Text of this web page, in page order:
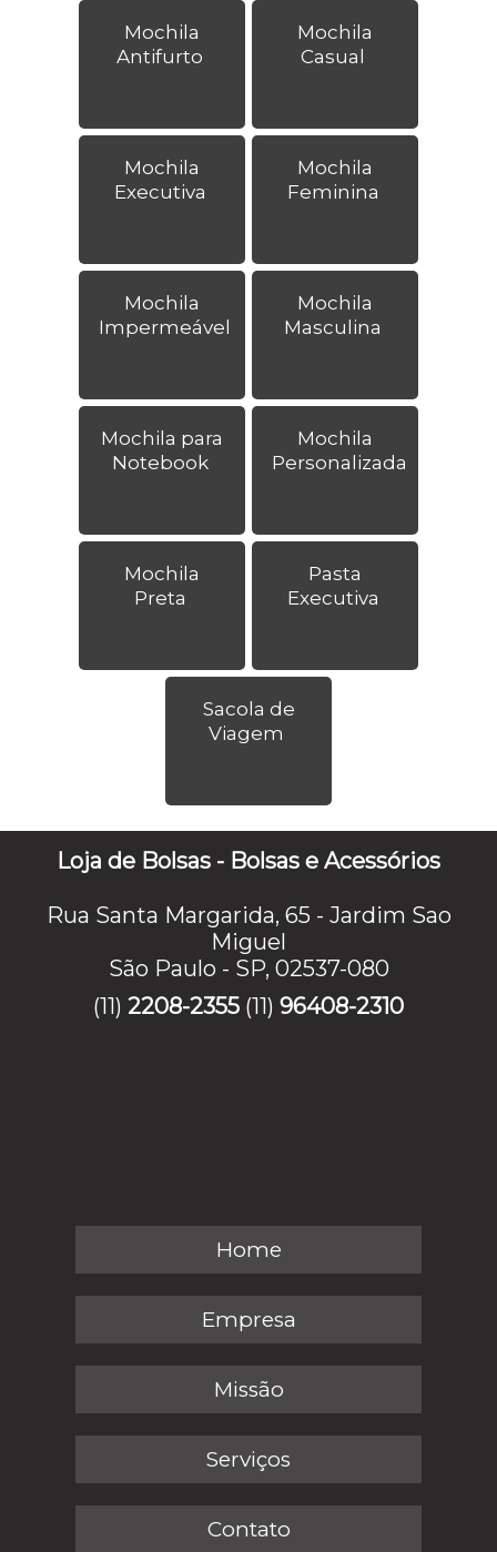
Mochila
Antifurto
Mochila
Casual
Mochila
Executiva
Mochila
Feminina
Mochila
Impermeável
Mochila
Masculina
Mochila para
Notebook
Mochila
Personalizada
Mochila
Preta
Pasta
Executiva
Sacola de
Viagem
Loja de Bolsas - Bolsas e Acessórios
Rua Santa Margarida, 65 - Jardim Sao
Miguel
São Paulo - SP, 02537-080
(11) 2208-2355 (11) 96408-2310
Home
Empresa
Missão
Serviços
Contato